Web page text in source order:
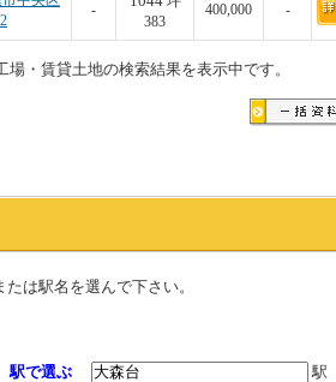
-
383
400,000 -
・賃貸土地の検索結果を表示中です。
たは駅名を選んで下さい。
駅で選ぶ 駅